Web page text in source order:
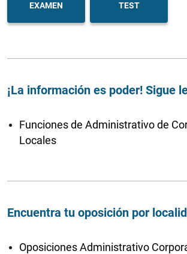
EXAMEN TEST
¡La información es poder! Sigue
Funciones de Administrativo de
Locales
Encuentra tu oposición por
Oposiciones Administrativo